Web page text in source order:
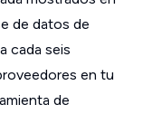
de datos de
cada seis
en tu
de